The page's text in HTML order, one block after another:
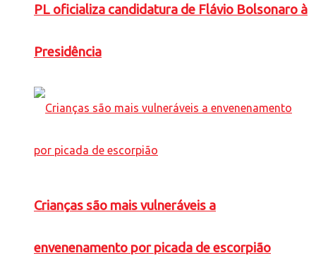
PL oficializa candidatura de Flávio Bolsonaro à
Presidência
Crianças são mais vulneráveis a
envenenamento por picada de escorpião